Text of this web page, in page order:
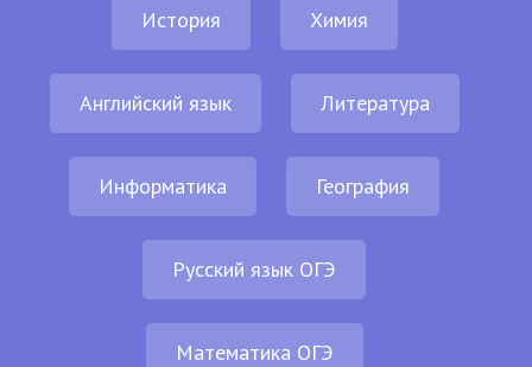
История Химия
Английский язык Литература
Информатика География
Русский язык ОГЭ
Математика ОГЭ